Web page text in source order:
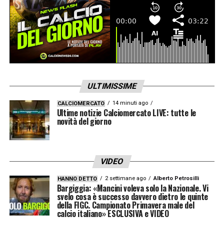
ULTIMISSIME
CALCIOMERCATO 14 minuti ago
Ultime notizie Calciomercato LIVE: tutte le
novità del giorno
VIDEO
HANNO DETTO 2 settimane ago Alberto Petrosilli
Bargiggia: «Mancini voleva solo la Nazionale. Vi
svelo cosa è successo davvero dietro le quinte
della FIGC. Campionato Primavera male del
calcio italiano» ESCLUSIVA e VIDEO